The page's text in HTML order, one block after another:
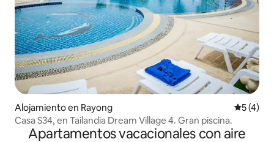
Alojamiento en Rayong
5 (4)
Casa S34, en Tailandia Dream Village 4. Gran piscina.
Apartamentos vacacionales con aire